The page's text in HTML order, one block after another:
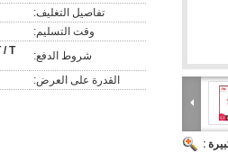
:
تفاصيل التغليف:
وقت التسليم:
شروط الدفع:
القدرة على العرض: